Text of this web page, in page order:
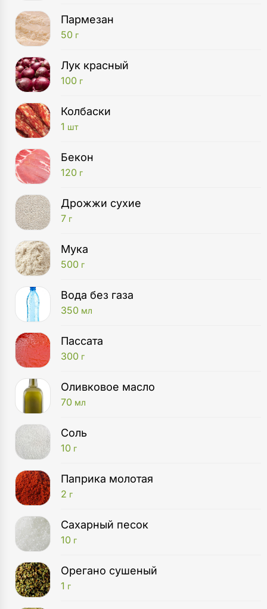
Пармезан
50 г
Лук красный
100 г
Колбаски
1 шт
Бекон
120 г
Дрожжи сухие
7 г
Мука
500 г
Вода без газа
350 мл
Пассата
300 г
Оливковое масло
70 мл
Соль
10 г
Паприка молотая
2 г
Сахарный песок
10 г
Орегано сушеный
1 г